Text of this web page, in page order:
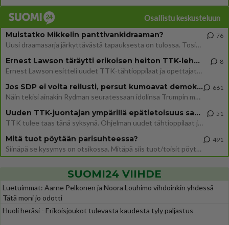
Osallistu keskusteluun
Muistatko Mikkelin panttivankidraaman?
Uusi draamasarja järkyttävästä tapauksesta on tulossa. Tositapahtumiin perustuva sarja ammentaa vuoden 1986 Mikkelin pan
76
Ernest Lawson täräytti erikoisen heiton TTK-lehdistötilaisuudessa: " Onko tässä tarkoituksena...?"
Ernest Lawson esitteli uudet TTK-tähtioppilaat ja opettajat torstaina 6.8. lehdistölle. Tulevalla kaudella on yksi hausk
8
Jos SDP ei voita reilusti, persut kumoavat demokratian Suomesta
Näin tekisi ainakin Rydman seuratessaan idolinsa Trumpin mallia https://www.is.fi/politiikka/art-2000012187244.html
661
Uuden TTK-juontajan ympärillä epätietoisuus sakenee - Nyt MTV hämmentää soppaa
TTK tulee taas tänä syksynä. Ohjelman uudet tähtioppilaat julkistetaan torstaina 6. elokuuta klo 14 alkavassa lehdistö
51
Mitä tuot pöytään parisuhteessa?
Siinäpä se kysymys on otsikossa. Mitäpä siis tuot/toisit pöytään parisuhteessa? Oletko mies vai nainen? Koetko sen mitä
491
SUOMI24 VIIHDE
Luetuimmat: Aarne Pelkonen ja Noora Louhimo vihdoinkin yhdessä -
Tätä moni jo odotti
Huoli heräsi - Erikoisjoukot tulevasta kaudesta tyly paljastus